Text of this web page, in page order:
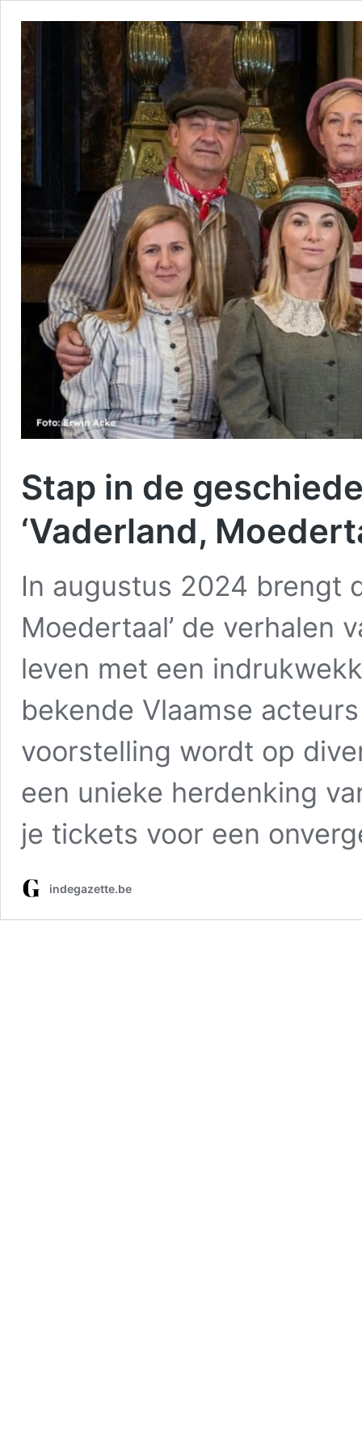
Stap in de
‘Vaderland,
In augustus 2024 brengt
Moedertaal’ de verhalen
leven met een
bekende Vlaamse
voorstelling wordt op
een unieke herdenking
je tickets voor een
indegazette.be